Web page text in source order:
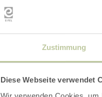
Zustimmung
Diese Webseite verwendet